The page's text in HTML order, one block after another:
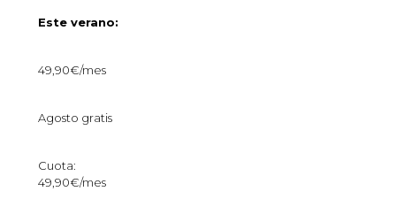
Este verano:
49,90€/mes
Agosto gratis
Cuota:
49,90€/mes